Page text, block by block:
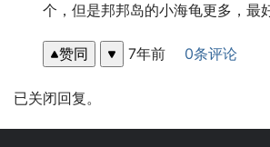
个，但是邦邦岛的小海龟更多，最
赞同 7年前 0条评论
已关闭回复。